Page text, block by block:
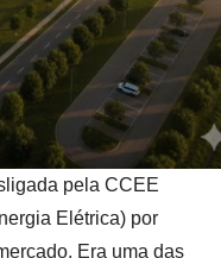
pela CCEE
Elétrica) por
Era uma das